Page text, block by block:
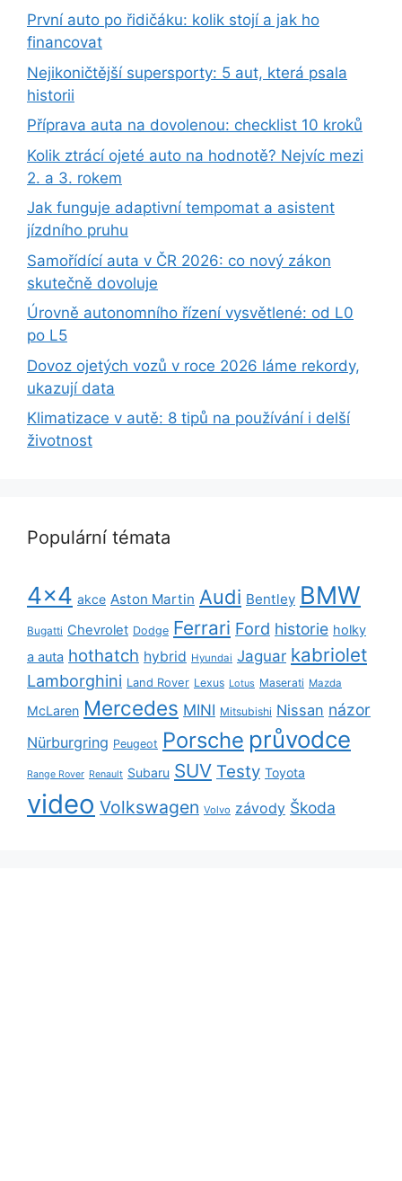
První auto po řidičáku: kolik stojí a jak ho
financovat
Nejikoničtější supersporty: 5 aut, která psala
historii
Příprava auta na dovolenou: checklist 10 kroků
Kolik ztrácí ojeté auto na hodnotě? Nejvíc mezi
2. a 3. rokem
Jak funguje adaptivní tempomat a asistent
jízdního pruhu
Samořídící auta v ČR 2026: co nový zákon
skutečně dovoluje
Úrovně autonomního řízení vysvětlené: od L0
po L5
Dovoz ojetých vozů v roce 2026 láme rekordy,
ukazují data
Klimatizace v autě: 8 tipů na používání i delší
životnost
Populární témata
4x4 akce Aston Martin Audi Bentley BMW
Bugatti Chevrolet Dodge Ferrari Ford historie holky
a auta hothatch hybrid Hyundai Jaguar kabriolet
Lamborghini Land Rover Lexus Lotus Maserati Mazda
McLaren Mercedes MINI Mitsubishi Nissan názor
Nürburgring Peugeot Porsche průvodce
Range Rover Renault Subaru SUV Testy Toyota
video Volkswagen Volvo závody Škoda